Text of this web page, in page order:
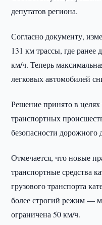
депутатов региона.
Согласно документу,
131 км трассы, где ранее
км/ч. Теперь
легковых автомобилей
Решение принято в
транспортных
безопасности дорожного
Отмечается, что новые
транспортные средства
грузового транспорта
более строгий режим —
ограничена 50 км/ч.